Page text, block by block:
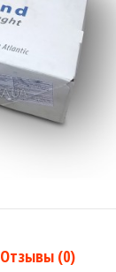
Отзывы (0)